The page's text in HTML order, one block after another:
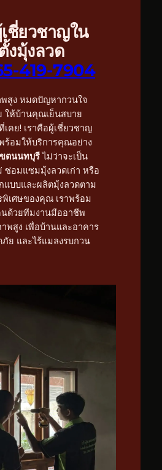
เชี่ยวชาญใน
งมุ้งลวด
419-7904
สูง หมดปัญหากวนใจ
ให้บ้านคุณเย็นสบาย
คย! เราคือผู้เชี่ยวชาญ
ร้อมให้บริการคุณอย่าง
ตนนทบุรีไม่ว่าจะเป็น
ซ่อมแซมมุ้งลวดเก่า หรือ
แบบและผลิตมุ้งลวดตาม
พิเศษของคุณ เราพร้อม
ด้วยทีมงานมืออาชีพ
พสูง เพื่อบ้านและอาคาร
ย และไร้แมลงรบกวน